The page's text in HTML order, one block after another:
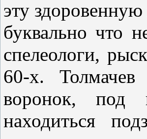
эту
буквально что
спелеологи,
60-х.
воронок, под
находиться